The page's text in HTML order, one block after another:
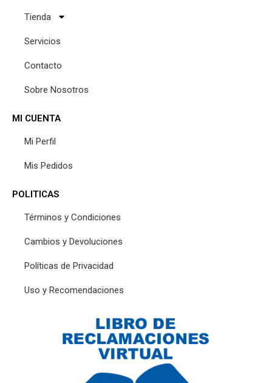
Tienda
Servicios
Contacto
Sobre Nosotros
MI CUENTA
Mi Perfil
Mis Pedidos
POLITICAS
Términos y Condiciones
Cambios y Devoluciones
Políticas de Privacidad
Uso y Recomendaciones